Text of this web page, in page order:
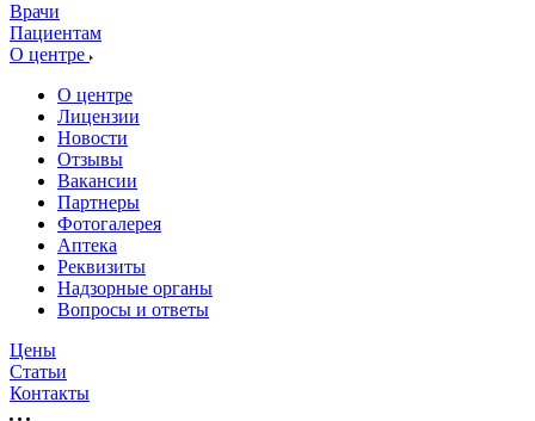
Врачи
Пациентам
О центре
О центре
Лицензии
Новости
Отзывы
Вакансии
Партнеры
Фотогалерея
Аптека
Реквизиты
Надзорные органы
Вопросы и ответы
Цены
Статьи
Контакты